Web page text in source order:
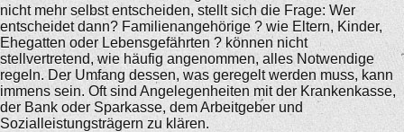
nicht mehr selbst entscheiden, stellt sich die Frage: Wer
entscheidet dann? Familienangehörige ? wie Eltern, Kinder,
Ehegatten oder Lebensgefährten ? können nicht
stellvertretend, wie häufig angenommen, alles Notwendige
regeln. Der Umfang dessen, was geregelt werden muss, kann
immens sein. Oft sind Angelegenheiten mit der Krankenkasse,
der Bank oder Sparkasse, dem Arbeitgeber und
Sozialleistungsträgern zu klären.